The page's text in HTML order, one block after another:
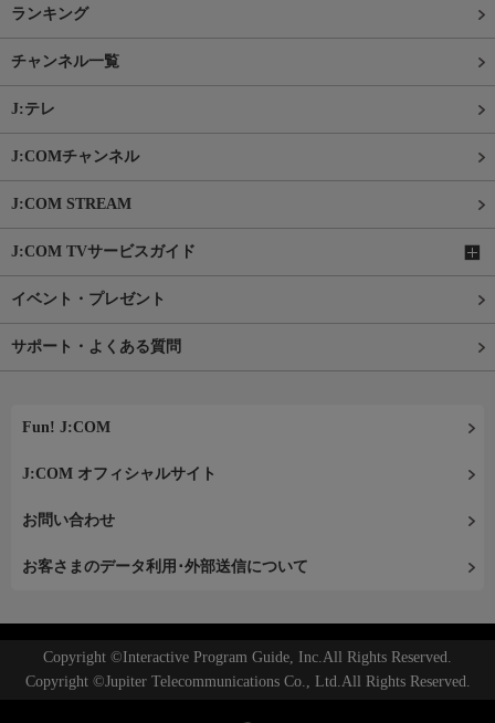
ランキング
チャンネル一覧
J:テレ
J:COMチャンネル
J:COM STREAM
J:COM TVサービスガイド
イベント・プレゼント
サポート・よくある質問
Fun! J:COM
J:COM オフィシャルサイト
お問い合わせ
お客さまのデータ利用･外部送信について
Copyright ©Interactive Program Guide, Inc.All Rights Reserved.
Copyright ©Jupiter Telecommunications Co., Ltd.All Rights Reserved.